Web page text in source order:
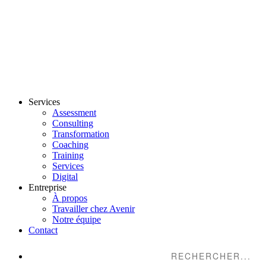
Services
Assessment
Consulting
Transformation
Coaching
Training
Services
Digital
Entreprise
À propos
Travailler chez Avenir
Notre équipe
Contact